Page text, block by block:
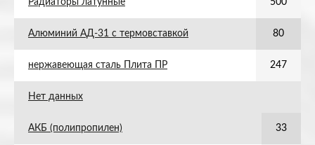
Радиаторы латунные 500
Алюминий АД-31 с термовставкой 80
нержавеющая сталь Плита ПР 247
Нет данных
АКБ (полипропилен) 33